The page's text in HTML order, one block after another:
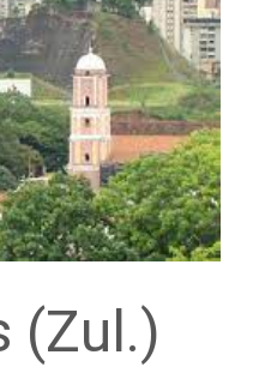
(Zul.)